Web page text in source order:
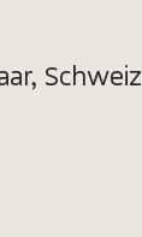
Schweiz